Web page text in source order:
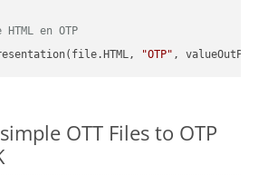
en OTP
"OTP"
OTT Files to OTP